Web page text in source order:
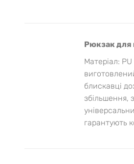
Рюкзак для
Матеріал:
блискавці
збільшення,
гарантують